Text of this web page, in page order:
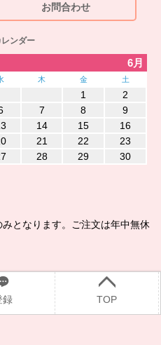
録 TOP
お問合わせ
ンダー
6月
木 金 土
1
2
7 8
9
14 15
16
21 22
23
28 29 30
となります。ご注文は年中無休